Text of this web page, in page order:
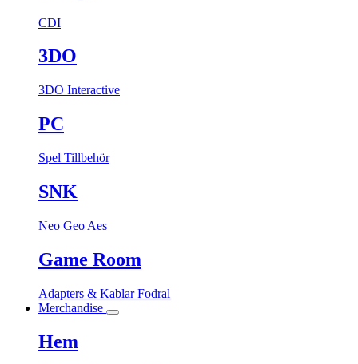
CDI
3DO
3DO Interactive
PC
Spel Tillbehör
SNK
Neo Geo Aes
Game Room
Adapters & KablarFodral
Merchandise
Hem